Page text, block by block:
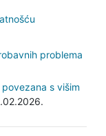
problema
s višim